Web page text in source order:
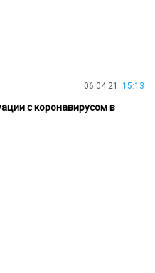
06.04.21 15:13
с коронавирусом в